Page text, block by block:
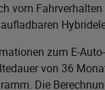
vom
zum E-
von 36
Die